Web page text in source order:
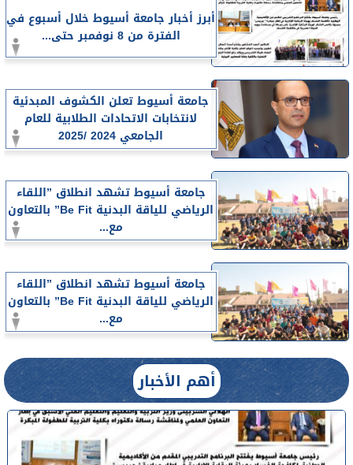
أبرز أخبار جامعة أسيوط خلال أسبوع في
الفترة من 8 نوفمبر حتى...
جامعة أسيوط تعلن الكشوف المبدئية
لانتخابات الاتحادات الطلابية للعام
الجامعي 2024 /2025
جامعة أسيوط تشهد انطلاق ”اللقاء
الرياضي للياقة البدنية Be Fit” بالتعاون
مع...
جامعة أسيوط تشهد انطلاق ”اللقاء
الرياضي للياقة البدنية Be Fit” بالتعاون
مع...
أهم الأخبار